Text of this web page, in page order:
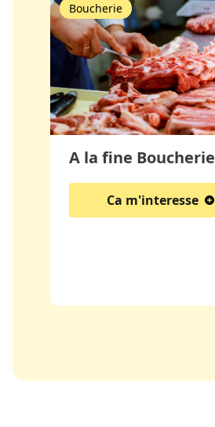
A la fine Boucherie
Boucherie
Ca m'interesse